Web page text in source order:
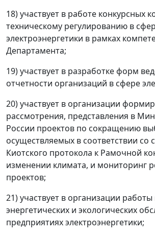
18) участвует в работе конкурсных
техническому регулированию в
электроэнергетики в рамках
Департамента;
19) участвует в разработке форм
отчетности организаций в сфере
20) участвует в организации
рассмотрения, представления в
России проектов по сокращению
осуществляемых в соответствии со
Киотского протокола к Рамочной
изменении климата, и мониторинг
проектов;
21) участвует в организации
энергетических и экологических
предприятиях электроэнергетики;